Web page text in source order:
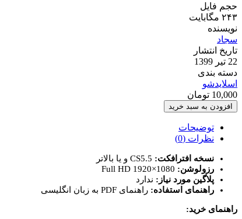
حجم فایل
۲۴۳ مگابایت
نویسنده
سجاد
تاریخ انتشار
22 تیر 1399
دسته بندی
اسلایدشو
10,000 تومان
پروژه
اسلایدشو
جوهر
Perfect
Memories
عدد
افزودن به سبد خرید
توضیحات
نظرات (0)
نسخه افترافکت:
رزولوشن:
پلاگین مورد نیاز: ندارد
راهنمای استفاده: راهنمای PDF به زبان انگلیسی
راهنمای خرید: